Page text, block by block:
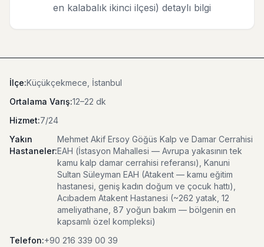
en kalabalık ikinci ilçesi) detaylı bilgi
Küçükçekmece Ambulans Hızlı Bilgiler
İlçe:Küçükçekmece , İstanbul
Ortalama Varış:12–22 dk
Hizmet:7/24
Yakın
Hastaneler:
Mehmet Akif Ersoy Göğüs Kalp ve Damar Cerrahisi
EAH (İstasyon Mahallesi — Avrupa yakasının tek
kamu kalp damar cerrahisi referansı), Kanuni
Sultan Süleyman EAH (Atakent — kamu eğitim
hastanesi, geniş kadın doğum ve çocuk hattı),
Acıbadem Atakent Hastanesi (~262 yatak, 12
ameliyathane, 87 yoğun bakım — bölgenin en
kapsamlı özel kompleksi)
Telefon:+90 216 339 00 39